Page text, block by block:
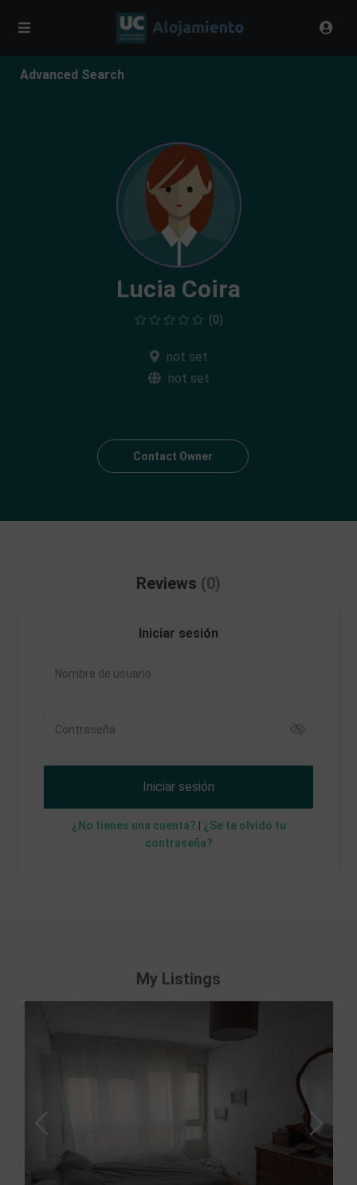
Advanced Search
Lucia Coira
(0)
not set
not set
Contact Owner
Reviews (0)
Iniciar sesión
Iniciar sesión
¿No tienes una cuenta?
¿Se te olvidó tu
contraseña?
My Listings